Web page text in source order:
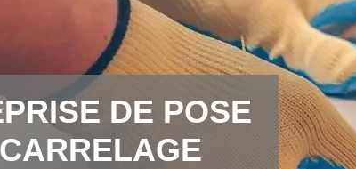
DE POSE